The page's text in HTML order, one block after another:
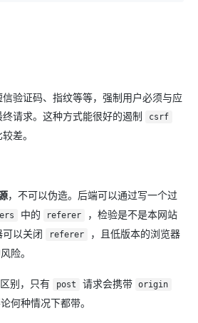
验证码、指纹等等，强制用户必须与应
请求。这种方式能很好的遏制
csrf
差。
，不可以伪造。后端可以通过写一个过
中的 referer
，检验是不是本网站
以关闭
referer
，且低版本的浏览器
险。
别，只有 post 请求会携带 origin
何种情况下都带。